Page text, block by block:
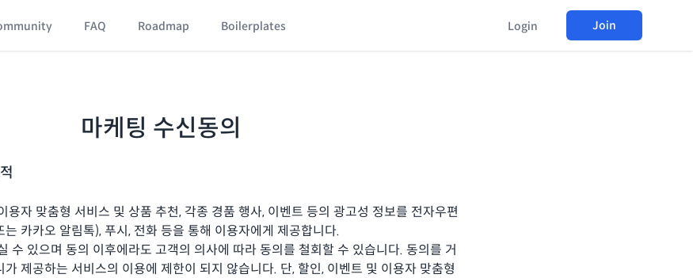
FAQ Roadmap Boilerplates Login Join
마케팅 수신동의
용자 맞춤형 서비스 및 상품 추천, 각종 경품 행사, 이벤트 등의 광고성 정보를 전자우편
카카오 알림톡), 푸시, 전화 등을 통해 이용자에게 제공합니다.
수 있으며 동의 이후에라도 고객의 의사에 따라 동의를 철회할 수 있습니다. 동의를 거
제공하는 서비스의 이용에 제한이 되지 않습니다. 단, 할인, 이벤트 및 이용자 맞춤형